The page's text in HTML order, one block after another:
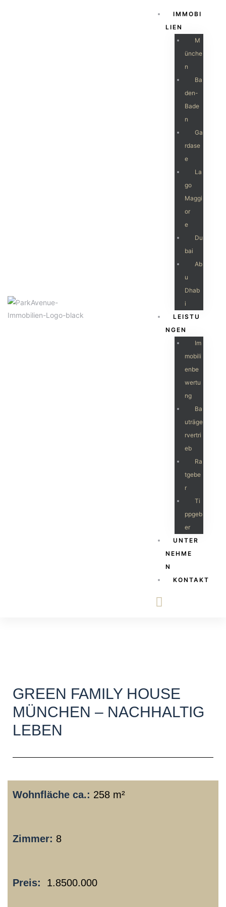
IMMOBI
LIEN
M
Ünche
N
Ba
Den-
Bade
N
Ga
Rdase
E
La
Go
Maggi
Or
E
Du
Bai
Ab
U
Dhab
I
LEISTU
NGEN
Im
Mobili
Enbe
Wertu
Ng
Ba
Uträge
Rvertri
Eb
Ra
Tgebe
R
Ti
Ppgeb
Er
UNTER
NEHME
N
KONTAKT
GREEN FAMILY HOUSE
MÜNCHEN – NACHHALTIG
LEBEN
Wohnfläche ca.: 258 m²
Zimmer: 8
Preis: 1.8500.000